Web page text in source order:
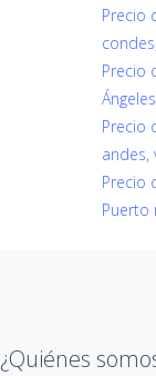
Precio
Precio
Precio
andes,
Precio
Puerto
¿Quiénes